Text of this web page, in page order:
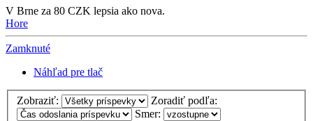
V Brne za 80 CZK lepsia ako nova.
Hore
Zamknuté
Náhľad pre tlač
Zobraziť:
Zoradiť podľa:
Smer: